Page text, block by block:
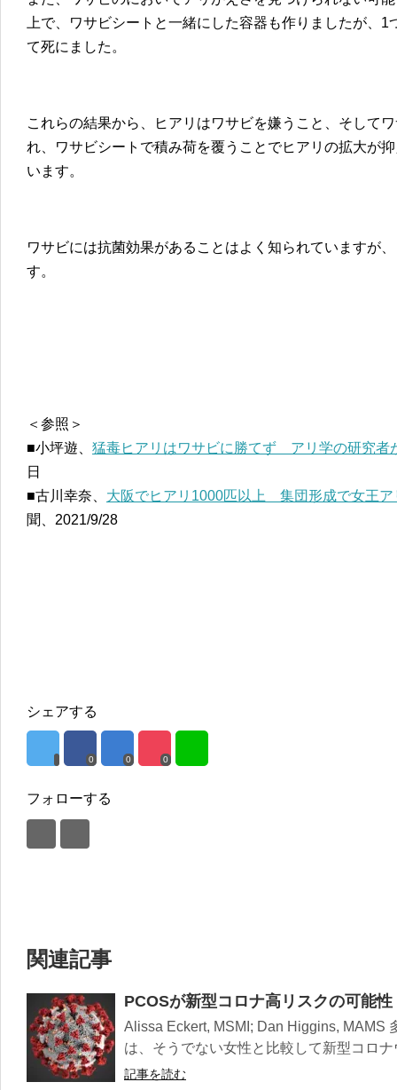
上で、ワサビシートと一緒にした容器も作りましたが、
て死にました。
これらの結果から、ヒアリはワサビを嫌うこと、そして
れ、ワサビシートで積み荷を覆うことでヒアリの拡大が
います。
ワサビには抗菌効果があることはよく知られていますが
す。
＜参照＞
■小坪遊、 猛毒ヒアリはワサビに勝てず アリ学の研究者
日
■古川幸奈、 大阪でヒアリ1000匹以上 集団形成で女王
聞、2021/9/28
シェアする
0 0 0
フォローする
関連記事
PCOSが新型コロナ高リスクの可能性
Alissa Eckert, MSMI; Dan Higgins, MAMS
は、そうでない女性と比較して新型コロ
記事を読む